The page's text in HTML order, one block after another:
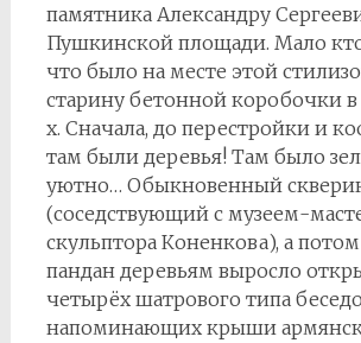
памятника Александру
Пушкинской площади. Мало
что было на месте этой
старину бетонной коробочки
х. Сначала, до перестройки и
там были деревья! Там было
уютно… Обыкновенный
(соседствующий с музеем-
скульптора Коненкова), а
пандан деревьям выросло
четырёх шатрового типа
напоминающих крыши